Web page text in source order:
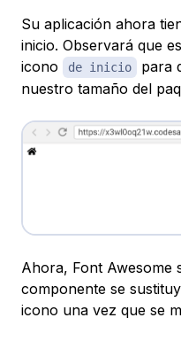
Su aplicación ahora
inicio. Observará que
icono
de inicio
para
nuestro tamaño del
Ahora, Font Awesome
componente se
icono una vez que se